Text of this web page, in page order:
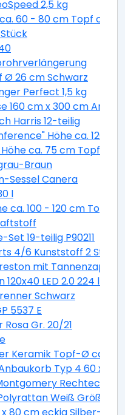
2,5 kg
60 - 80 cm Topf ca. 2
26 cm Schwarz
Perfect 1,5 kg
160 cm x 300 cm
Harris 12-teilig
Höhe ca. 120 -
ca. 75 cm Topf ca.
Braun
Sessel Canera
l
ca. 100 - 120 cm Topf
19-teilig P90211
4/6 Kunststoff 2 Stück
mit
LED 2.0 224 l
Schwarz
5537 E
Gr. 20/21
Keramik Topf-Ø ca. 13
Typ 4 60 x 100
Rechteckig 2
Weiß Größe XL